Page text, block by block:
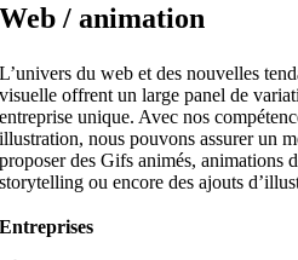
Web / animation
L’univers du web et des nouvelles
visuelle offrent un large panel de
entreprise unique. Avec nos
illustration, nous pouvons assurer un
proposer des Gifs animés, animations
storytelling ou encore des ajouts
Entreprises